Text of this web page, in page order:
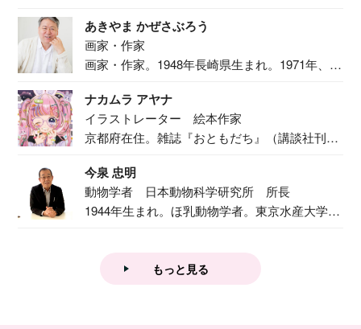
あきやま かぜさぶろう
画家・作家
画家・作家。1948年長崎県生まれ。1971年、
ナカムラ アヤナ
イラストレーター 絵本作家
京都府在住。雑誌『おともだち』（講談社刊）
今泉 忠明
動物学者 日本動物科学研究所 所長
1944年生まれ。ほ乳動物学者。東京水産大学卒
もっと見る